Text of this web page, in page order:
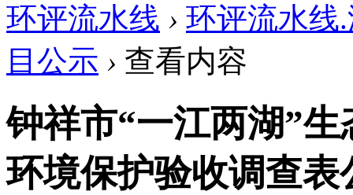
环评流水线 › 环评流水线
目公示 › 查看内容
钟祥市“一江两湖”
环境保护验收调查表